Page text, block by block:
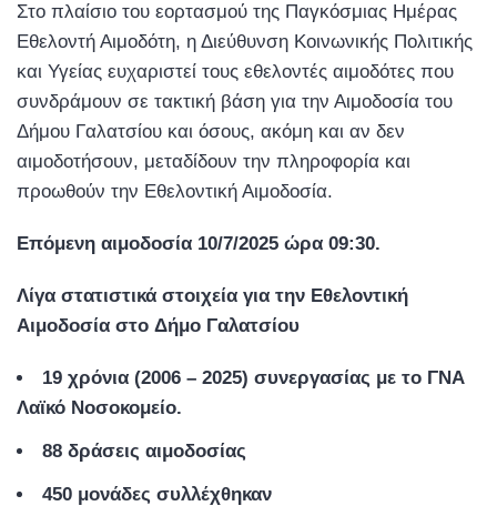
Στο πλαίσιο του εορτασμού της Παγκόσμιας Ημέρας
Εθελοντή Αιμοδότη, η Διεύθυνση Κοινωνικής Πολιτικής
και Υγείας ευχαριστεί τους εθελοντές αιμοδότες που
συνδράμουν σε τακτική βάση για την Αιμοδοσία του
Δήμου Γαλατσίου και όσους, ακόμη και αν δεν
αιμοδοτήσουν, μεταδίδουν την πληροφορία και
προωθούν την Εθελοντική Αιμοδοσία.
Επόμενη αιμοδοσία 10/7/2025 ώρα 09:30.
Λίγα στατιστικά στοιχεία για την Εθελοντική
Αιμοδοσία στο Δήμο Γαλατσίου
19 χρόνια (2006 – 2025) συνεργασίας με το ΓΝΑ
Λαϊκό Νοσοκομείο.
88 δράσεις αιμοδοσίας
450 μονάδες συλλέχθηκαν